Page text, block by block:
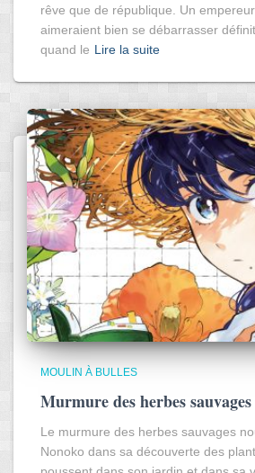
rêve que de république. Un
aimeraient bien se débarrasser
quand le Lire la suite
MOULIN À BULLES
Murmure des herbes
Le murmure des herbes sauvages
Nonoko dans sa découverte des